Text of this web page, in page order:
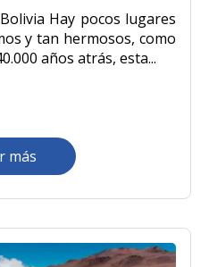
Hay pocos lugares
y tan hermosos, como
años atrás, esta...
más